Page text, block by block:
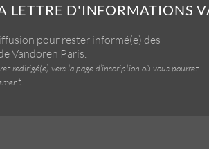
LETTRE D'INFORMATIONS
pour rester informé(e) des
Vandoren Paris.
redirigé(e) vers la page d’inscription où vous pourrez